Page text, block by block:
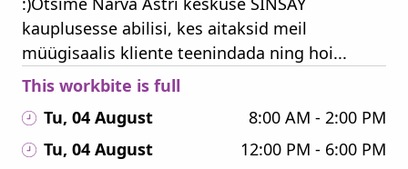
kauplusesse abilisi, kes aitaksid meil
müügisaalis kliente teenindada ning hoi...
This workbite is full
Tu, 04 August
8:00 AM - 2:00 PM
Tu, 04 August
12:00 PM - 6:00 PM